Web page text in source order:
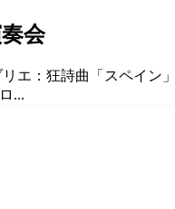
会
エ：狂詩曲「スペイ
...